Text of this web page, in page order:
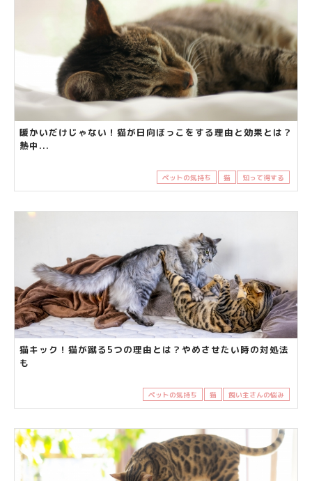
暖かいだけじゃない！猫が日向ぼっこをする理由と効果とは？
熱中...
ペットの気持ち 猫 知って得する
猫キック！猫が蹴る5つの理由とは？やめさせたい時の対処法
も
ペットの気持ち 猫 飼い主さんの悩み